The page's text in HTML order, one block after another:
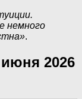
немного
.
2026